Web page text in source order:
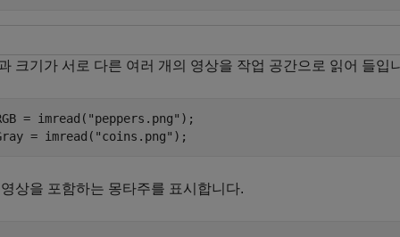
크기가 서로 다른 여러 개의 영상을 작업 공간으로 읽어 들입
= imread( "peppers.png" );
= imread( "coins.png" );
영상을 포함하는 몽타주를 표시합니다.